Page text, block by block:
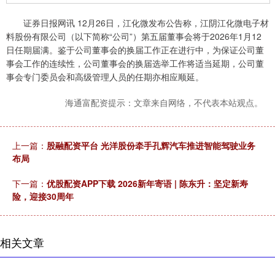
证券日报网讯 12月26日，江化微发布公告称，江阴江化微电子材
料股份有限公司（以下简称“公司”）第五届董事会将于2026年1月12
日任期届满。鉴于公司董事会的换届工作正在进行中，为保证公司董
事会工作的连续性，公司董事会的换届选举工作将适当延期，公司董
事会专门委员会和高级管理人员的任期亦相应顺延。
海通富配资提示：文章来自网络，不代表本站观点。
上一篇： 股融配资平台 光洋股份牵手孔辉汽车推进智能驾驶业务
布局
下一篇： 优股配资APP下载 2026新年寄语 | 陈东升：坚定新寿
险，迎接30周年
相关文章